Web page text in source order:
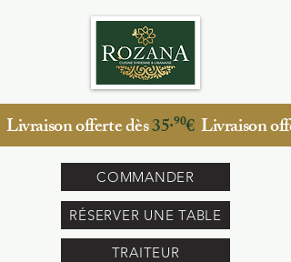
Livraison offerte dès35·⁹⁰€Livraison
RÉSERVER UNE TABLE
TRAITEUR
COMMANDER